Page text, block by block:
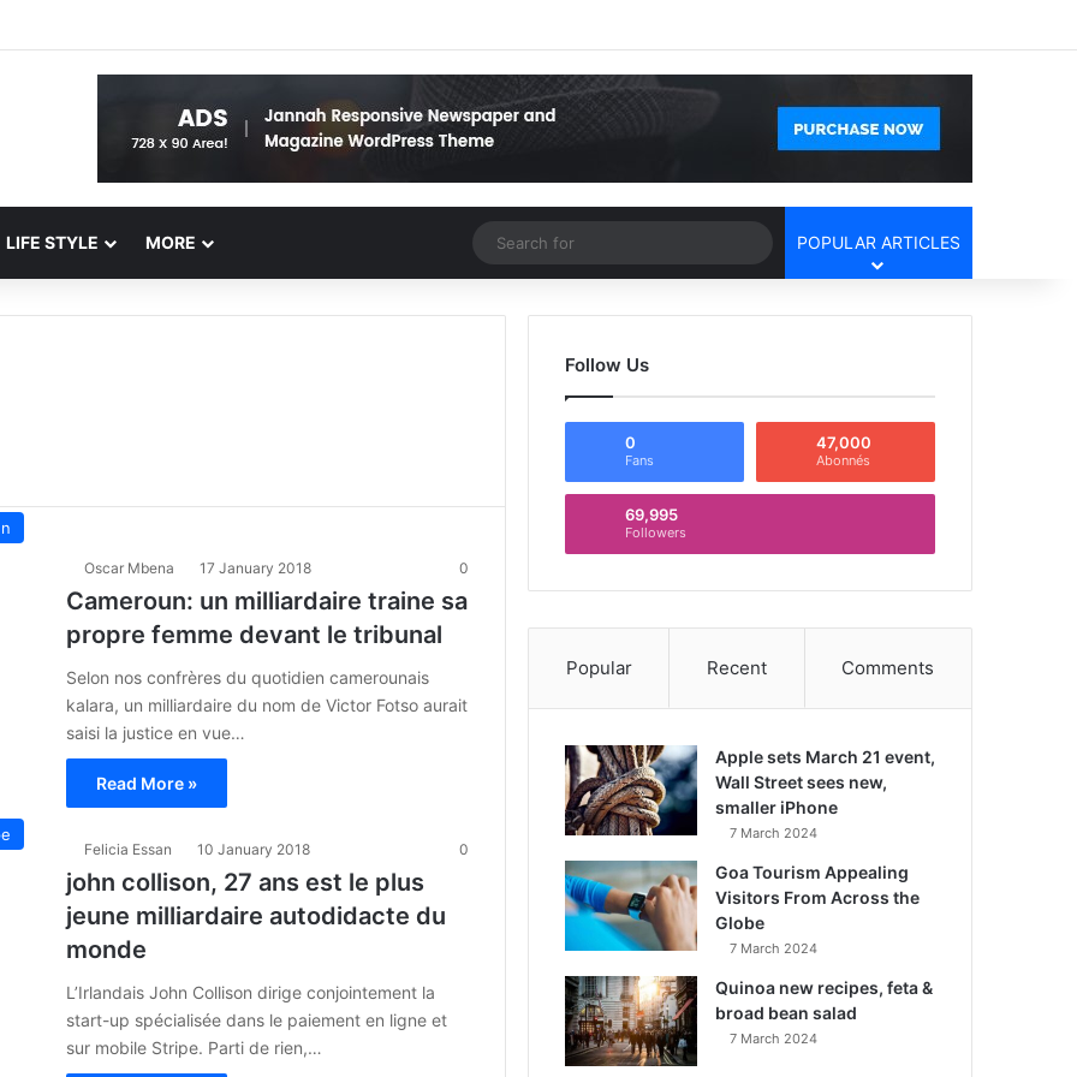
LIFE STYLE MORE Random Article
Search
for
POPULAR ARTICLES
Oscar Mbena 17 January 2018 0
Cameroun: un milliardaire traine sa
propre femme devant le tribunal
Selon nos confrères du quotidien camerounais
kalara, un milliardaire du nom de Victor Fotso aurait
saisi la justice en vue…
Read More »
Felicia Essan 10 January 2018 0
john collison, 27 ans est le plus
jeune milliardaire autodidacte du
monde
L’Irlandais John Collison dirige conjointement la
start-up spécialisée dans le paiement en ligne et
sur mobile Stripe. Parti de rien,…
Follow Us
0
Fans
47,000
Abonnés
69,995
Followers
Popular Recent Comments
Apple sets March 21 event,
Wall Street sees new,
smaller iPhone
7 March 2024
Goa Tourism Appealing
Visitors From Across the
Globe
7 March 2024
Quinoa new recipes, feta &
broad bean salad
7 March 2024